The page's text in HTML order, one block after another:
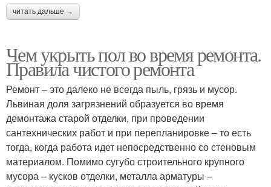
читать дальше →
Чем укрыть пол во время ремонта.
Правила чистого ремонта
Ремонт – это далеко не всегда пыль, грязь и мусор.
Львиная доля загрязнений образуется во время
демонтажа старой отделки, при проведении
сантехнических работ и при перепланировке – то есть
тогда, когда работа идет непосредственно со стеновым
материалом. Помимо сугубо строительного крупного
мусора – кусков отделки, металла арматуры –